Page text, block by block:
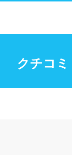
クチコミ